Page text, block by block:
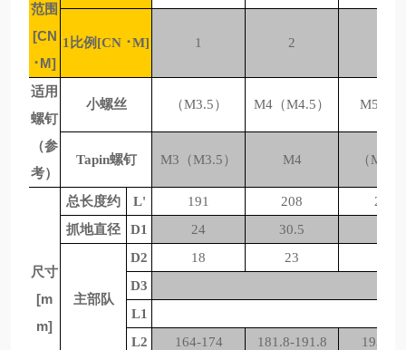
范围
[CN
･M]
1比例[CN ･M] 1 2
适用
螺钉
（参
考）
小螺丝 （M3.5） M4（M4.5） M5，
Tapin螺钉 M3（M3.5） M4 （M4.5
尺寸
[m
m]
总长度约 L' 191 208
219
抓地直径
D1 24 30.5
主部队
D2 18 23
D3
L1
L2
164-174 181.8-191.8 193-